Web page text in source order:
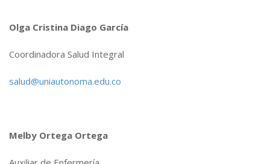
Olga Cristina Diago García
Coordinadora Salud Integral
salud@uniautonoma.edu.co
Melby Ortega Ortega